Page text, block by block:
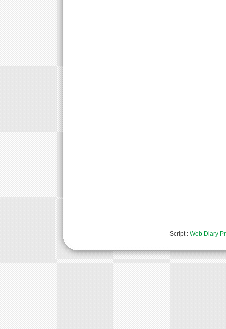
Script : Web Diary